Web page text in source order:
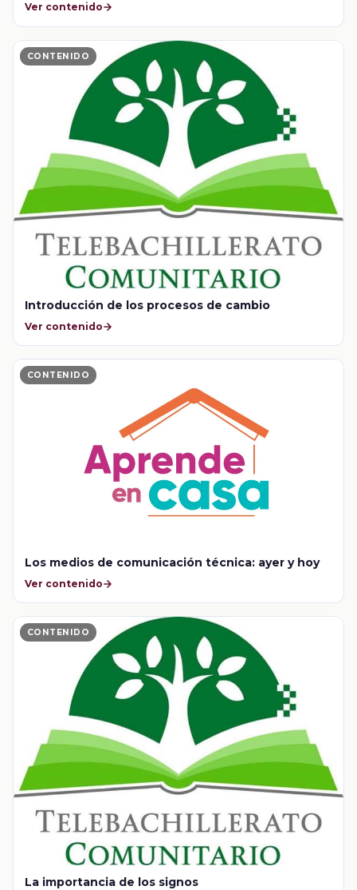
Ver contenido
CONTENIDO
Introducción de los procesos de cambio
Ver contenido
CONTENIDO
Los medios de comunicación técnica: ayer y hoy
Ver contenido
CONTENIDO
La importancia de los signos